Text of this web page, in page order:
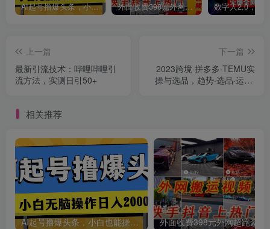
AI起号撸爆头条，小白也能操作，日入2000+ 外面收费398元外网超跑豪车汽车视频搬运至快手抖音上热门项目
上一篇
最新引流技术：哔哩哔哩引
流方法，实测日引50+
下一篇
2023跨境·拼多多·TEMU实
操与选品，趋势·选品·运营·
相关推荐
AI起号撸爆头条，小白也能操作，日入2000+